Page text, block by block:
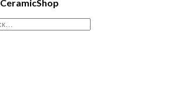
CeramicShop